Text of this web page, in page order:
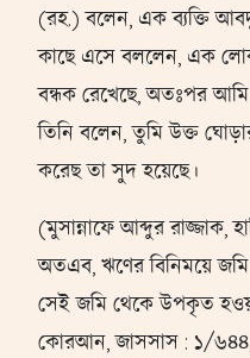
(রহ.) বলেন, এক ব্যক্তি
কাছে এসে বললেন, এক
বন্ধক রেখেছে, অতঃপর
তিনি বলেন, তুমি উক্ত
করেছ তা সুদ হয়েছে।
(মুসান্নাফে আব্দুর রাজ্জাক,
অতএব, ঋণের বিনিময়ে
সেই জমি থেকে উপকৃত
কোরআন, জাসসাস : ১/৬৪৪,